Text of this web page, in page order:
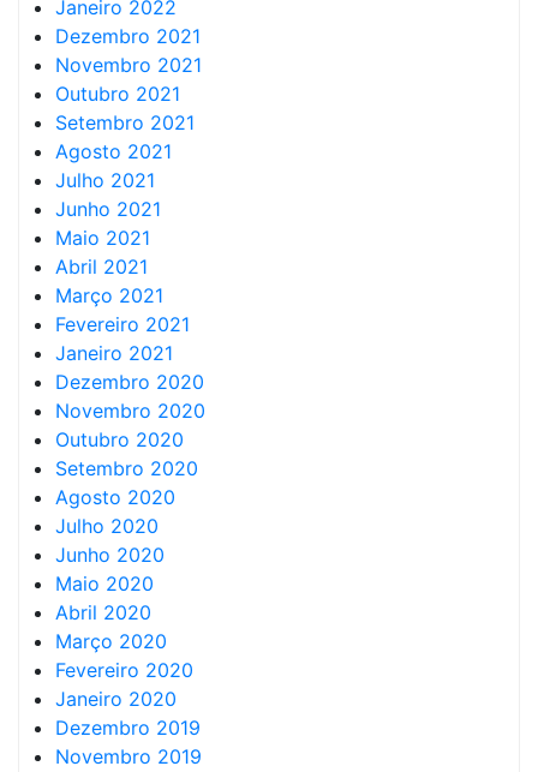
Janeiro 2022
Dezembro 2021
Novembro 2021
Outubro 2021
Setembro 2021
Agosto 2021
Julho 2021
Junho 2021
Maio 2021
Abril 2021
Março 2021
Fevereiro 2021
Janeiro 2021
Dezembro 2020
Novembro 2020
Outubro 2020
Setembro 2020
Agosto 2020
Julho 2020
Junho 2020
Maio 2020
Abril 2020
Março 2020
Fevereiro 2020
Janeiro 2020
Dezembro 2019
Novembro 2019